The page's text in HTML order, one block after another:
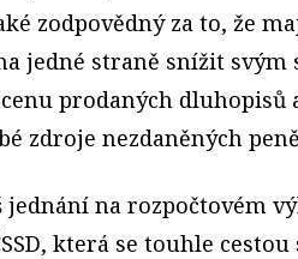
zodpovědný za to, že
jedné straně snížit svým
prodaných dluhopisů
zdroje nezdaněných
jednání na rozpočtovém
která se touhle